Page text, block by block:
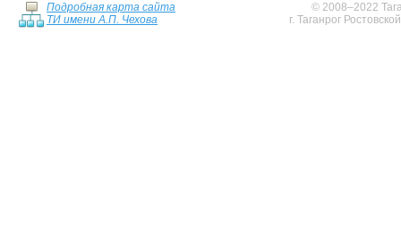
Подробная карта сайта
ТИ имени А.П. Чехова
© 2008–2022
г. Таганрог